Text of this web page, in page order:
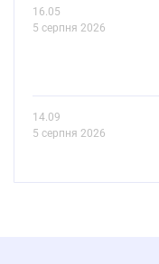
16.05
5 серпня 2026
14.09
5 серпня 2026